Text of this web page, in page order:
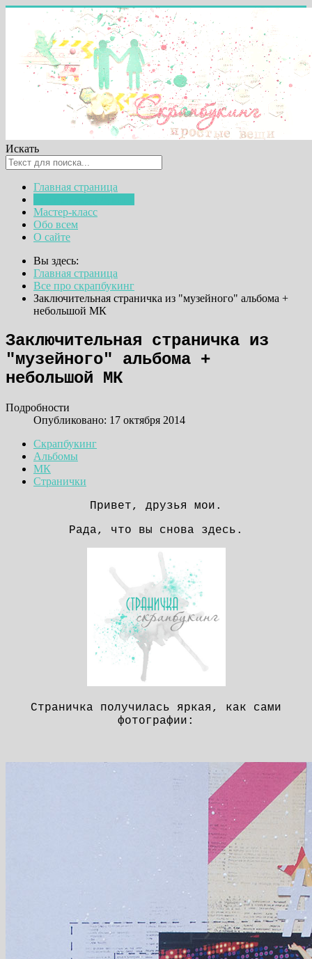
Искать
Главная страница
Мастер-класс
Обо всем
О сайте
Вы здесь:
Главная страница
Все про скрапбукинг
Заключительная страничка из "музейного" альбома +
небольшой МК
Заключительная страничка из
"музейного" альбома +
небольшой МК
Подробности
Опубликовано: 17 октября 2014
Скрапбукинг
Альбомы
МК
Странички
Привет, друзья мои.
Рада, что вы снова здесь.
Страничка получилась яркая, как сами
фотографии: